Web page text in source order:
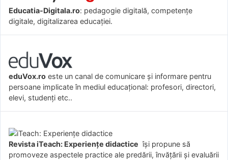
Educatia-Digitala.ro: pedagogie digitală, competențe
digitale, digitalizarea educației.
eduVox.ro este un canal de comunicare și informare pentru
persoane implicate în mediul educațional: profesori, directori,
elevi, studenți etc..
Revista iTeach: Experienţe didactice îşi propune să
promoveze aspectele practice ale predării, învăţării şi evaluării